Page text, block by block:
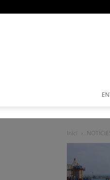
Inici